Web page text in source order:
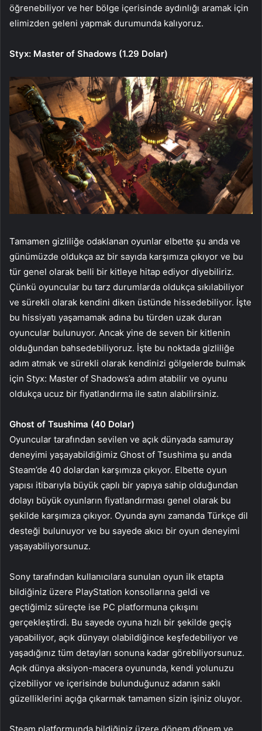
öğrenebiliyor ve her bölge içerisinde aydınlığı aramak için
elimizden geleni yapmak durumunda kalıyoruz.
Styx: Master of Shadows (1.29 Dolar)
Tamamen gizliliğe odaklanan oyunlar elbette şu anda ve
günümüzde oldukça az bir sayıda karşımıza çıkıyor ve bu
tür genel olarak belli bir kitleye hitap ediyor diyebiliriz.
Çünkü oyuncular bu tarz durumlarda oldukça sıkılabiliyor
ve sürekli olarak kendini diken üstünde hissedebiliyor. İşte
bu hissiyatı yaşamamak adına bu türden uzak duran
oyuncular bulunuyor. Ancak yine de seven bir kitlenin
olduğundan bahsedebiliyoruz. İşte bu noktada gizliliğe
adım atmak ve sürekli olarak kendinizi gölgelerde bulmak
için Styx: Master of Shadows’a adım atabilir ve oyunu
oldukça ucuz bir fiyatlandırma ile satın alabilirsiniz.
Ghost of Tsushima (40 Dolar)
Oyuncular tarafından sevilen ve açık dünyada samuray
deneyimi yaşayabildiğimiz Ghost of Tsushima şu anda
Steam’de 40 dolardan karşımıza çıkıyor. Elbette oyun
yapısı itibarıyla büyük çaplı bir yapıya sahip olduğundan
dolayı büyük oyunların fiyatlandırması genel olarak bu
şekilde karşımıza çıkıyor. Oyunda aynı zamanda Türkçe dil
desteği bulunuyor ve bu sayede akıcı bir oyun deneyimi
yaşayabiliyorsunuz.
Sony tarafından kullanıcılara sunulan oyun ilk etapta
bildiğiniz üzere PlayStation konsollarına geldi ve
geçtiğimiz süreçte ise PC platformuna çıkışını
gerçekleştirdi. Bu sayede oyuna hızlı bir şekilde geçiş
yapabiliyor, açık dünyayı olabildiğince keşfedebiliyor ve
yaşadığınız tüm detayları sonuna kadar görebiliyorsunuz.
Açık dünya aksiyon-macera oyununda, kendi yolunuzu
çizebiliyor ve içerisinde bulunduğunuz adanın saklı
güzelliklerini açığa çıkarmak tamamen sizin işiniz oluyor.